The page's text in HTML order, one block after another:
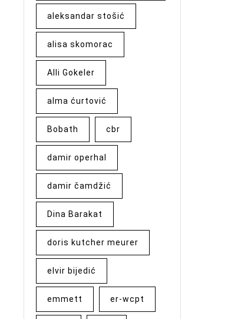
aleksandar stošić
alisa skomorac
Alli Gokeler
alma ćurtović
Bobath cbr
damir operhal
damir čamdžić
Dina Barakat
doris kutcher meurer
elvir bijedić
emmett er-wcpt